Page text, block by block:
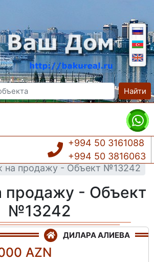
Найти
+994 50 3161088
+994 50 3816063
на продажу - Объект №13242
продажу - Объект
№13242
ДИЛАРА АЛИЕВА
AZN